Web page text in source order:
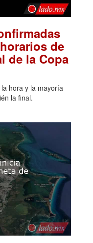
de
de la Copa
hora y la mayoría
la final.